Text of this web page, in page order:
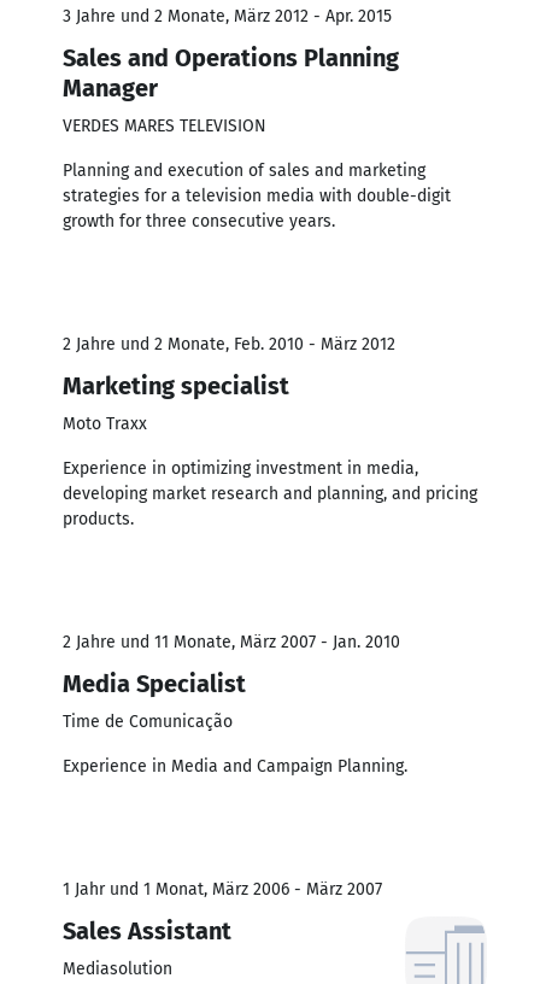
3 Jahre und 2 Monate, März 2012 - Apr. 2015
Sales and Operations Planning
Manager
VERDES MARES TELEVISION
Planning and execution of sales and marketing
strategies for a television media with double-digit
growth for three consecutive years.
2 Jahre und 2 Monate, Feb. 2010 - März 2012
Marketing specialist
Moto Traxx
Experience in optimizing investment in media,
developing market research and planning, and pricing
products.
2 Jahre und 11 Monate, März 2007 - Jan. 2010
Media Specialist
Time de Comunicação
Experience in Media and Campaign Planning.
1 Jahr und 1 Monat, März 2006 - März 2007
Sales Assistant
Mediasolution